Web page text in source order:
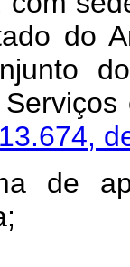
do
de